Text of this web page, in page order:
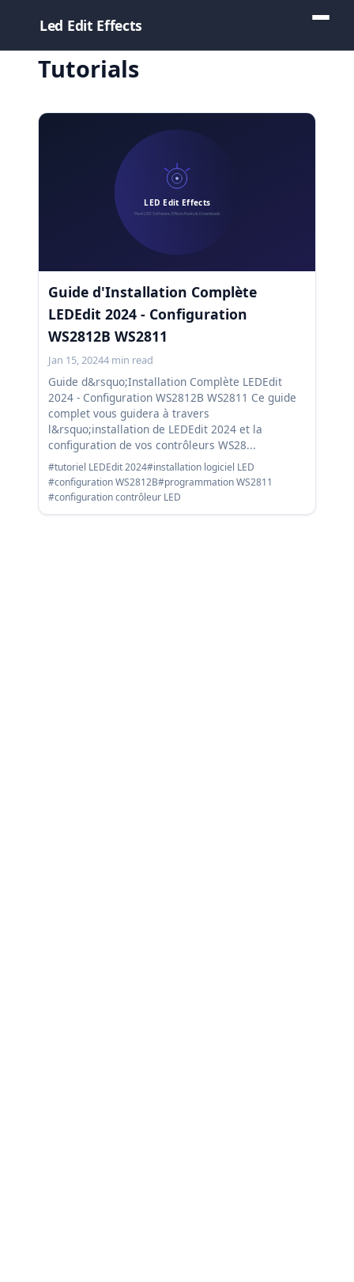
Led Edit Effects
Tutorials
Guide d'Installation Complète
LEDEdit 2024 - Configuration
WS2812B WS2811
Jan 15, 20244 min read
Guide d&rsquo;Installation Complète LEDEdit
2024 - Configuration WS2812B WS2811 Ce guide
complet vous guidera à travers
l&rsquo;installation de LEDEdit 2024 et la
configuration de vos contrôleurs WS28...
#tutoriel LEDEdit 2024#installation logiciel LED
#configuration WS2812B#programmation WS2811
#configuration contrôleur LED